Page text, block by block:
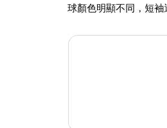
球顏色明顯不同，短袖